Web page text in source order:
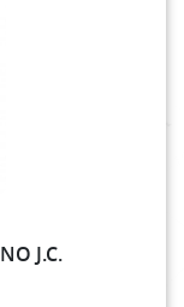
J.C.